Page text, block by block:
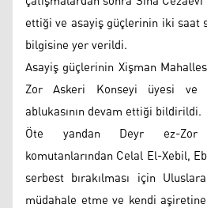
ettiği ve asayiş güçlerinin iki saat
bilgisine yer verildi.
Asayiş güçlerinin Xişman
Zor Askeri Konseyi üyesi ve
ablukasının devam ettiği bildirildi.
Öte yandan Deyr ez-Zor
komutanlarından Celal El-Xebil,
serbest bırakılması için
müdahale etme ve kendi